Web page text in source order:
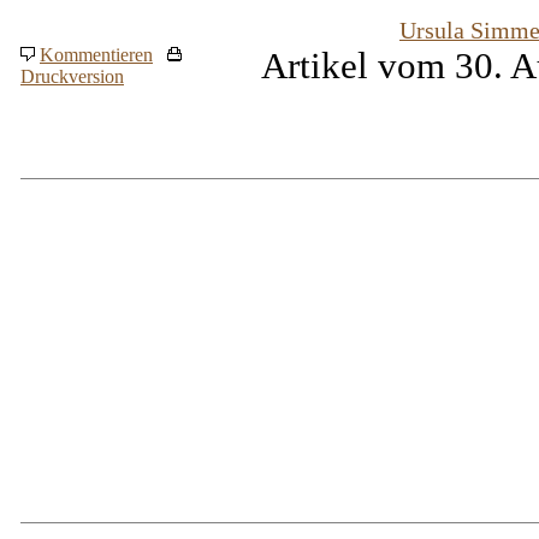
Ursula
Kommentieren
Druckversion
Artikel vom 30.